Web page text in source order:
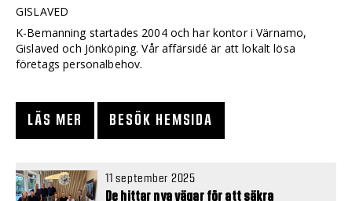
GISLAVED
K-Bemanning startades 2004 och har kontor i Värnamo,
Gislaved och Jönköping. Vår affärsidé är att lokalt lösa
företags personalbehov.
LÄS MER BESÖK HEMSIDA
11 september 2025
De hittar nya vägar för att säkra